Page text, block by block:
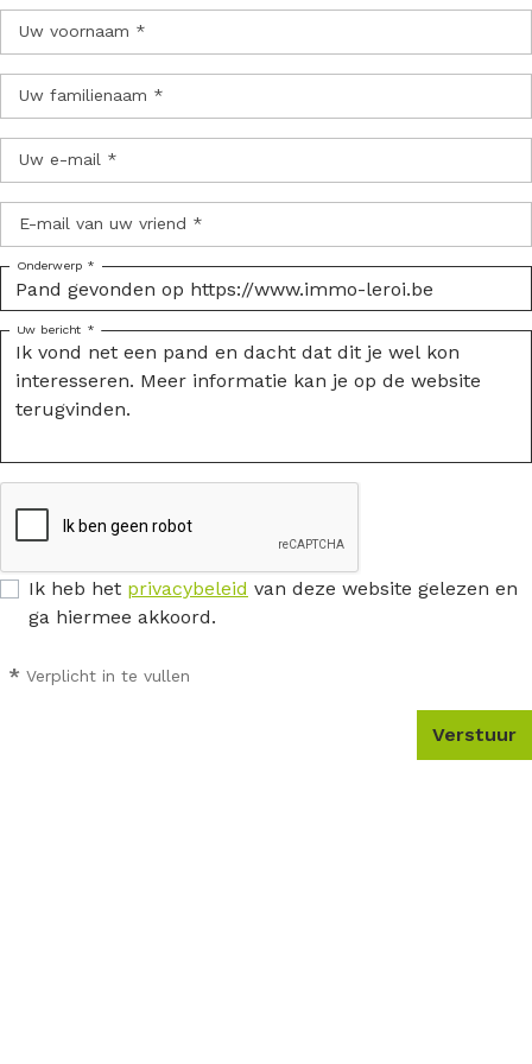
Uw voornaam *
Uw familienaam *
Uw e-mail *
E-mail van uw vriend *
Onderwerp *
Uw bericht *
Ik heb het privacybeleid van deze website gelezen en
ga hiermee akkoord.
* Verplicht in te vullen
Verstuur